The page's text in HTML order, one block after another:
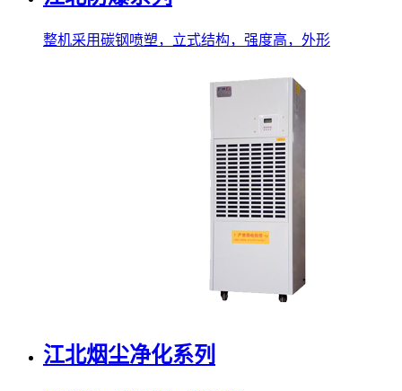
整机采用碳钢喷塑，立式结构，强度高，外形
江北烟尘净化系列